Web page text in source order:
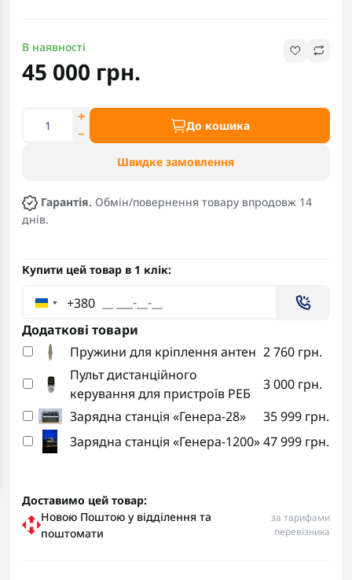
В наявності
45 000 грн.
До кошика
Швидке замовлення
Гарантія. Обмін/повернення товару впродовж 14
днів.
Купити цей товар в 1 клік:
+380
Додаткові товари
Пружини для кріплення антен 2 760 грн.
Пульт дистанційного
керування для пристроїв РЕБ
3 000 грн.
Зарядна станція «Генера-28»
35 999 грн.
Зарядна станція «Генера-1200»47 999 грн.
Доставимо цей товар:
Новою Поштою у відділення та
поштомати
за тарифами
перевізника